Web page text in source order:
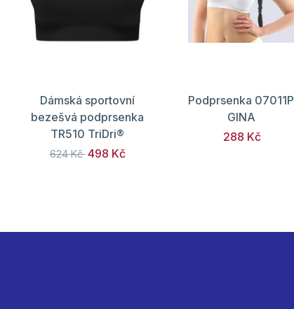
Dámská sportovní
bezešvá podprsenka
TR510 TriDri®
624 Kč 498 Kč
Podprsenka 07011P
GINA
288 Kč